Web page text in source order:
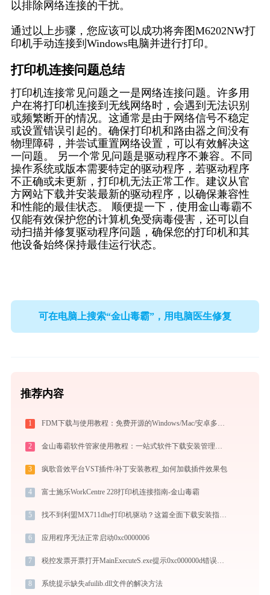
以排除网络连接的干扰。
通过以上步骤，您应该可以成功将奔图M6202NW打
印机手动连接到Windows电脑并进行打印。
打印机连接问题总结
打印机连接常见问题之一是网络连接问题。许多用
户在将打印机连接到无线网络时，会遇到无法识别
或频繁断开的情况。这通常是由于网络信号不稳定
或设置错误引起的。确保打印机和路由器之间没有
物理障碍，并尝试重置网络设置，可以有效解决这
一问题。 另一个常见问题是驱动程序不兼容。不同
操作系统或版本需要特定的驱动程序，若驱动程序
不正确或未更新，打印机无法正常工作。建议从官
方网站下载并安装最新的驱动程序，以确保兼容性
和性能的最佳状态。 顺便提一下，使用金山毒霸不
仅能有效保护您的计算机免受病毒侵害，还可以自
动扫描并修复驱动程序问题，确保您的打印机和其
他设备始终保持最佳运行状态。
可在电脑上搜索“金山毒霸”，用电脑医生修复
推荐内容
1 FDM下载与使用教程：免费开源的Windows/Mac/安卓多线程下载管理器
2 金山毒霸软件管家使用教程：一站式软件下载安装管理，让电脑始终保持最佳状态
3 疯歌音效平台VST插件/补丁安装教程_如何加载插件效果包
4 富士施乐WorkCentre 228打印机连接指南-金山毒霸
5 找不到利盟MX711dhe打印机驱动？这篇全面下载安装指南帮到你
6 应用程序无法正常启动0xc0000006
7 税控发票开票打开MainExecuteS.exe提示0xc000000d错误码怎么办
8 系统提示缺失afuilib.dll文件的解决方法